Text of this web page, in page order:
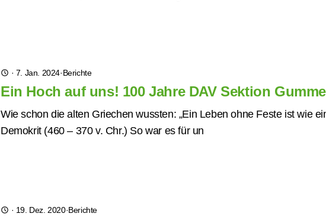
· 7. Jan. 2024·Berichte
Ein Hoch auf uns! 100 Jahre DAV Sektion
Wie schon die alten Griechen wussten: „Ein Leben ohne Feste ist wie
Demokrit (460 – 370 v. Chr.) So war es für un
· 19. Dez. 2020·Berichte